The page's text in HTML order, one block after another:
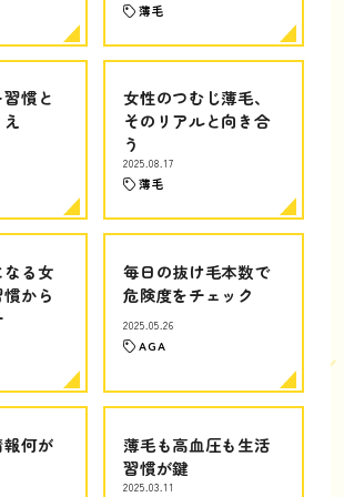
薄毛
慣と
女性のつむじ薄毛、
そのリアルと向き合
う
2025.08.17
薄毛
なる女
から
毎日の抜け毛本数で
危険度をチェック
2025.05.26
AGA
何が
薄毛も高血圧も生活
習慣が鍵
2025.03.11